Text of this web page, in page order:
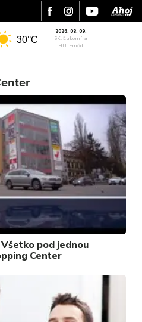
ŠPORT
MIX
30°C
2026. 08. 09.
SK: Ľubomíra
HU: Emőd
Všetko pod jednou
Center